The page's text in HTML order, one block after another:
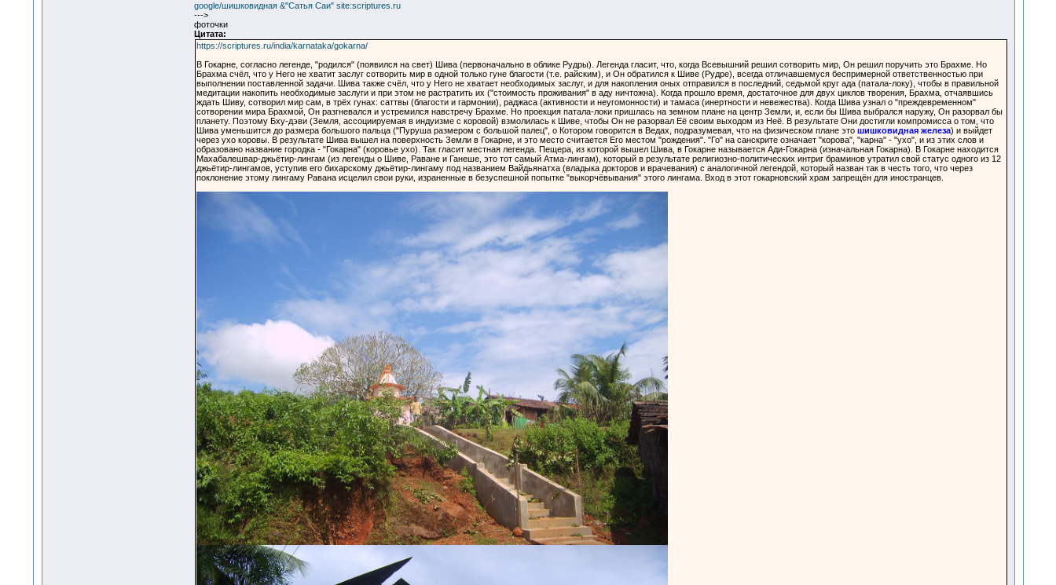
google/шишковидная &"Сатья Саи" site:scriptures.ru
--->
фоточки
Цитата:
https://scriptures.ru/india/karnataka/gokarna/
В Гокарне, согласно легенде, "родился" (появился на свет) Шива (первоначально в облике Рудры). Легенда гласит, что, когда Всевышний решил сотворить мир, Он решил поручить это Брахме. Но
Брахма счёл, что у Него не хватит заслуг сотворить мир в одной только гуне благости (т.е. райским), и Он обратился к Шиве (Рудре), всегда отличавшемуся беспримерной ответственностью при
выполнении поставленной задачи. Шива также счёл, что у Него не хватает необходимых заслуг, и для накопления оных отправился в последний, седьмой круг ада (патала-локу), чтобы в правильной
медитации накопить необходимые заслуги и при этом не растратить их ("стоимость проживания" в аду ничтожна). Когда прошло время, достаточное для двух циклов творения, Брахма, отчаявшись
ждать Шиву, сотворил мир сам, в трёх гунах: саттвы (благости и гармонии), раджаса (активности и неугомонности) и тамаса (инертности и невежества). Когда Шива узнал о "преждевременном"
сотворении мира Брахмой, Он разгневался и устремился навстречу Брахме. Но проекция патала-локи пришлась на земном плане на центр Земли, и, если бы Шива выбрался наружу, Он разорвал бы
планету. Поэтому Бху-дэви (Земля, ассоциируемая в индуизме с коровой) взмолилась к Шиве, чтобы Он не разорвал Её своим выходом из Неё. В результате Они достигли компромисса о том, что
Шива уменьшится до размера большого пальца ("Пуруша размером с большой палец", о Котором говорится в Ведах, подразумевая, что на физическом плане это шишковидная железа) и выйдет
через ухо коровы. В результате Шива вышел на поверхность Земли в Гокарне, и это место считается Его местом "рождения". "Го" на санскрите означает "корова", "карна" - "ухо", и из этих слов и
образовано название городка - "Гокарна" (коровье ухо). Так гласит местная легенда. Пещера, из которой вышел Шива, в Гокарне называется Ади-Гокарна (изначальная Гокарна). В Гокарне находится
Махабалешвар-джьётир-лингам (из легенды о Шиве, Раване и Ганеше, это тот самый Атма-лингам), который в результате религиозно-политических интриг браминов утратил свой статус одного из 12
джьётир-лингамов, уступив его бихарскому джьётир-лингаму под названием Вайдьянатха (владыка докторов и врачевания) с аналогичной легендой, который назван так в честь того, что через
поклонение этому лингаму Равана исцелил свои руки, израненные в безуспешной попытке "выкорчёвывания" этого лингама. Вход в этот гокарновский храм запрещён для иностранцев.